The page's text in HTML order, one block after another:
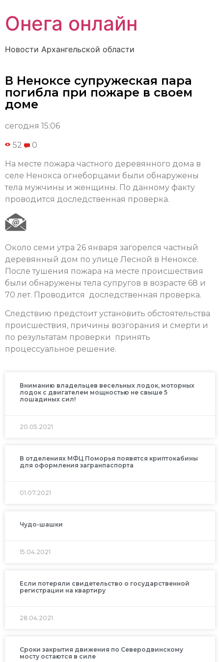
Онега онлайн
Новости Архангельской области
В Неноксе супружеская пара
погибла при пожаре в своем
доме
сегодня 15:06
52 0
На месте пожара частного деревянного дома в
селе Ненокса огнеборцами были обнаружены
тела мужчины и женщины. По данному факту
проводится доследственная проверка.
Около семи утра 26 января загорелся частный
деревянный дом по улице Лесной в Неноксе.
После тушения пожара на месте происшествия
были обнаружены тела супругов в возрасте 68 и
70 лет. Проводится доследственная проверка.
Следствию предстоит установить обстоятельства
происшествия, причины возгорания и смерти и
по результатам проверки принять
процессуальное решение.
Вниманию владельцев весельных лодок, моторных
лодок с двигателем мощностью не свыше 5
лошадиных сил!
20.05.2021
В отделениях МФЦ Поморья появятся криптокабины
для оформления загранпаспорта
01.07.2021
Чудо-шашки
15.04.2021
Если потеряли свидетельство о государственной
регистрации на квартиру
28.04.2021
Сроки закрытия движения по Северодвинскому
мосту остаются в силе